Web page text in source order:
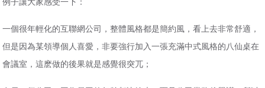
一個很年輕化的互聯網公司，整體風格都是簡約風，看上去非常舒適，
但是因為某領導個人喜愛，非要強行加入一張充滿中式風格的八仙桌在
會議室，這麽做的後果就是感覺很突兀；